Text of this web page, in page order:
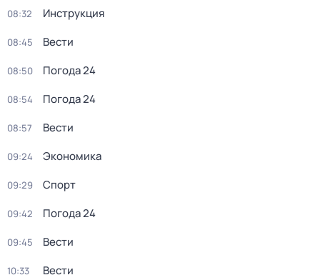
08:32 Инструкция
08:45 Вести
08:50 Погода 24
08:54 Погода 24
08:57 Вести
09:24 Экономика
09:29 Спорт
09:42 Погода 24
09:45 Вести
10:33 Вести